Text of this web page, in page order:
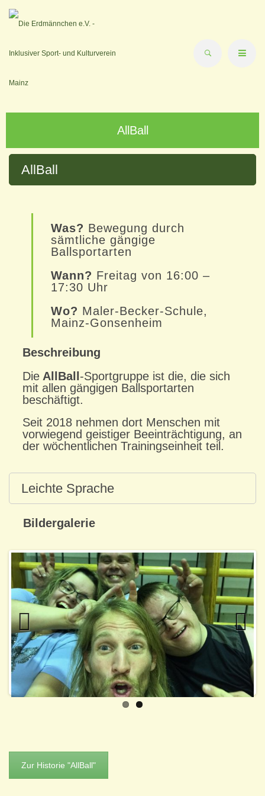
AllBall
AllBall
Was? Bewegung durch
sämtliche gängige
Ballsportarten
Wann? Freitag von 16:00 –
17:30 Uhr
Wo? Maler-Becker-Schule,
Mainz-Gonsenheim
Beschreibung
Die AllBall -Sportgruppe ist die, die sich
mit allen gängigen Ballsportarten
beschäftigt.
Seit 2018 nehmen dort Menschen mit
vorwiegend geistiger Beeinträchtigung, an
der wöchentlichen Trainingseinheit teil.
Leichte Sprache
Bildergalerie
Previo
us
Next
Zur Historie "AllBall"